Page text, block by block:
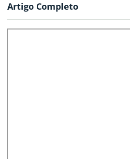
Artigo Completo